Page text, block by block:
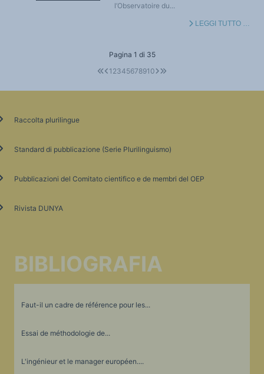
l’Observatoire du...
LEGGI TUTTO …
Pagina 1 di 35
1 2345678910
Raccolta plurilingue
Standard di pubblicazione (Serie Plurilinguismo)
Pubblicazioni del Comitato cientifico e de membri del OEP
Rivista DUNYA
BIBLIOGRAFIA
Faut-il un cadre de référence pour les...
Essai de méthodologie de...
L'ingénieur et le manager européen....